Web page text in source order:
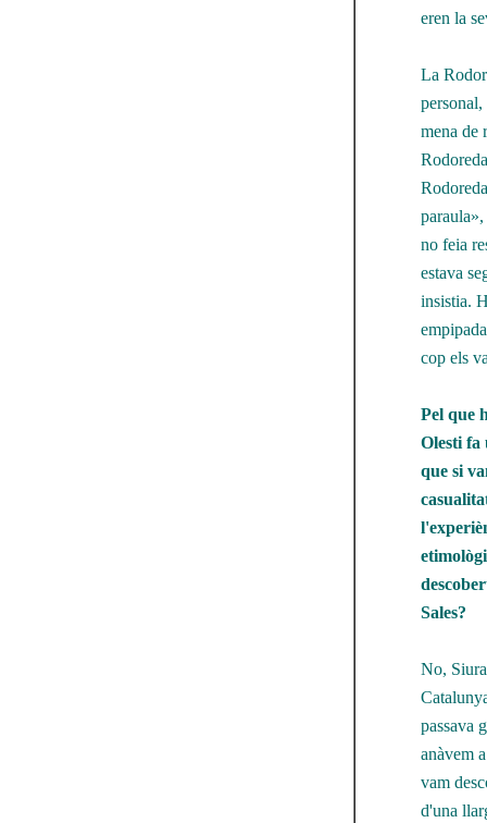
eren la
La
mena de
no feia
estava
insistia.
cop els
Pel que
Olesti fa
que si
Sales?
No,
passava
anàvem
vam
d'una